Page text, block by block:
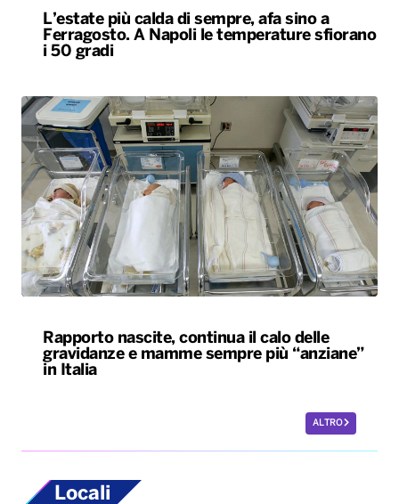
L’estate più calda di sempre, afa sino a
Ferragosto. A Napoli le temperature sfiorano
i 50 gradi
Rapporto nascite, continua il calo delle
gravidanze e mamme sempre più “anziane”
in Italia
ALTRO
Locali